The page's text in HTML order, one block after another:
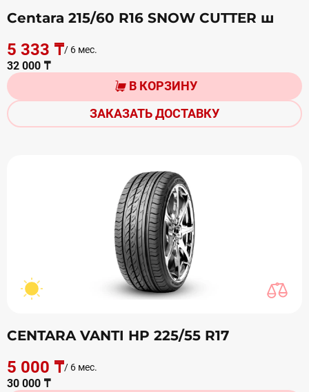
Centara 215/60 R16 SNOW CUTTER ш
5 333 ₸/ 6 мес.
32 000 ₸
В КОРЗИНУ
ЗАКАЗАТЬ ДОСТАВКУ
CENTARA VANTI HP 225/55 R17
5 000 ₸/ 6 мес.
30 000 ₸